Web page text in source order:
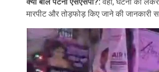
मारपीट और तोड़फोड़ किए जाने की जानकारी